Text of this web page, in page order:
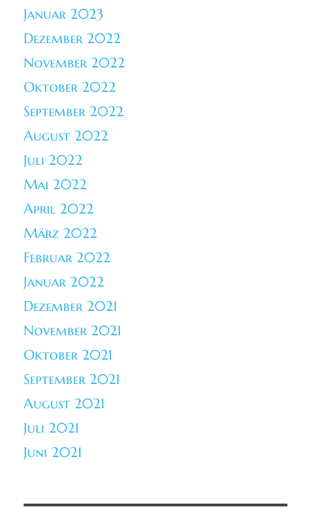
Januar 2023
Dezember 2022
November 2022
Oktober 2022
September 2022
August 2022
Juli 2022
Mai 2022
April 2022
März 2022
Februar 2022
Januar 2022
Dezember 2021
November 2021
Oktober 2021
September 2021
August 2021
Juli 2021
Juni 2021